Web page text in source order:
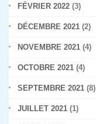
FÉVRIER 2022 (3)
DÉCEMBRE 2021 (2)
NOVEMBRE 2021 (4)
OCTOBRE 2021 (4)
SEPTEMBRE 2021 (8)
JUILLET 2021 (1)